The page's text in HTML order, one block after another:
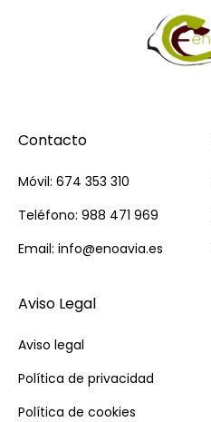
Contacto
Móvil: 674 353 310
Teléfono: 988 471 969
Email: info@enoavia.es
Aviso Legal
Aviso legal
Política de privacidad
Política de cookies